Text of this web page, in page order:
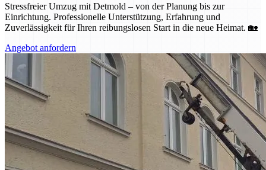
Stressfreier Umzug mit Detmold – von der Planung bis zur
Einrichtung. Professionelle Unterstützung, Erfahrung und
Zuverlässigkeit für Ihren reibungslosen Start in die neue Heimat. 🏡
Angebot anfordern